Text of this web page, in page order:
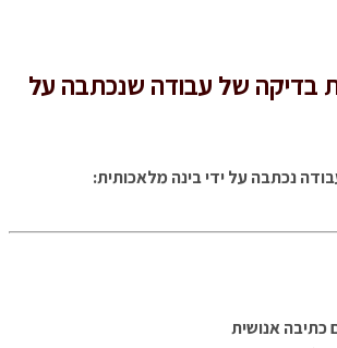
בדיקה של עבודה שנכתבה על
כתיבה אנושית